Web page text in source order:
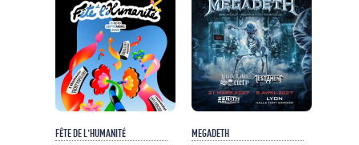
FÊTE DE L'HUMANITÉ
MEGADETH